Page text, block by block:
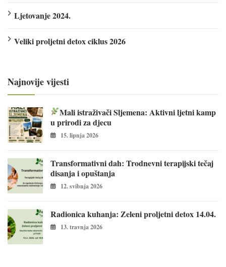
Ljetovanje 2024.
Veliki proljetni detox ciklus 2026
Najnovije vijesti
Mali istraživači Sljemena: Aktivni ljetni kamp
u prirodi za djecu
15. lipnja 2026
Transformativni dah: Trodnevni terapijski tečaj
disanja i opuštanja
12. svibnja 2026
Radionica kuhanja: Zeleni proljetni detox 14.04.
13. travnja 2026